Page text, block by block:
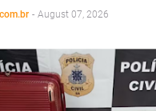
- August 07, 2026